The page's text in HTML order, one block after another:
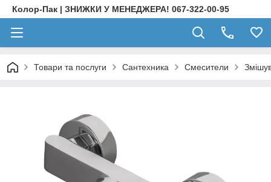
Колор-Пак | ЗНИЖКИ У МЕНЕДЖЕРА! 067-322-00-95
Товари та послуги Сантехника Смесители